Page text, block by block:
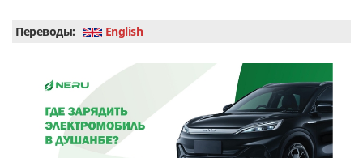
Переводы: English